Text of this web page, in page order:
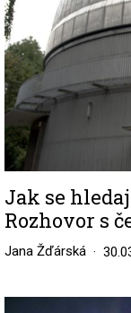
Jak se
Rozhovor s
Jana Žďárská